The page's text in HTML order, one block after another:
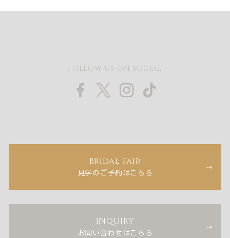
FOLLOW US ON SOCIAL
Bridal fair
見学のご予約はこちら
INQUIRY
お問い合わせはこちら